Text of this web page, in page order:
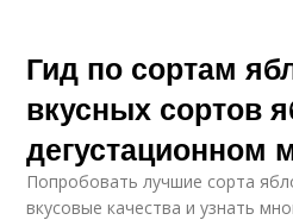
Гид по сортам
вкусных сортов
дегустационном
Попробовать лучшие сорта
вкусовые качества и узнать